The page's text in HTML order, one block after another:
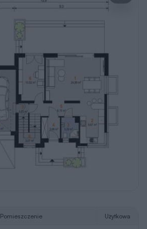
Pomieszczenie Użytkowa